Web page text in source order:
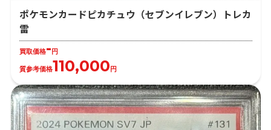
ポケモンカードピカチュウ（セブンイレブン）トレカ
雷
買取価格-円
質参考価格110,000円